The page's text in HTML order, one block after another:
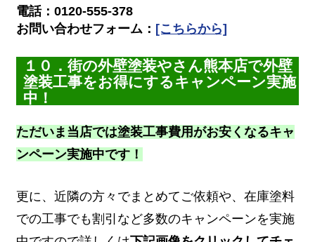
電話：0120-555-378
お問い合わせフォーム： [こちらから]
１０．街の外壁塗装やさん熊本店で外壁
塗装工事をお得にするキャンペーン実施
中！
ただいま当店では塗装工事費用がお安くなるキャ
ンペーン実施中です！
更に、近隣の方々でまとめてご依頼や、在庫塗料
での工事でも割引など多数のキャンペーンを実施